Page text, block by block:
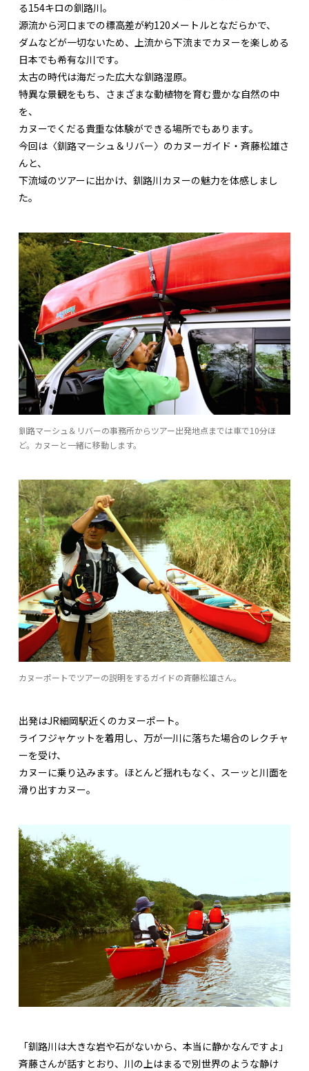
る154キロの釧路川。
源流から河口までの標高差が約120メートルとなだらかで、
ダムなどが一切ないため、上流から下流までカヌーを楽しめる
日本でも希有な川です。
太古の時代は海だった広大な釧路湿原。
特異な景観をもち、さまざまな動植物を育む豊かな自然の中
を、
カヌーでくだる貴重な体験ができる場所でもあります。
今回は〈釧路マーシュ＆リバー〉のカヌーガイド・斉藤松雄さ
んと、
下流域のツアーに出かけ、釧路川カヌーの魅力を体感しまし
た。
釧路マーシュ＆リバーの事務所からツアー出発地点までは車で10分ほ
ど。カヌーと一緒に移動します。
カヌーポートでツアーの説明をするガイドの斉藤松雄さん。
出発はJR細岡駅近くのカヌーポート。
ライフジャケットを着用し、万が一川に落ちた場合のレクチャ
ーを受け、
カヌーに乗り込みます。ほとんど揺れもなく、スーッと川面を
滑り出すカヌー。
「釧路川は大きな岩や石がないから、本当に静かなんですよ」
斉藤さんが話すとおり、川の上はまるで別世界のような静け